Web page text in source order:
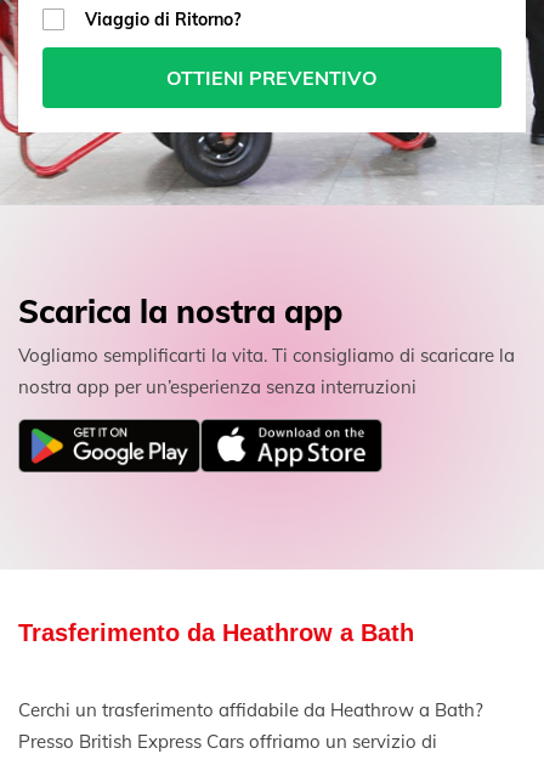
Viaggio di Ritorno?
OTTIENI PREVENTIVO
Scarica la nostra app
Vogliamo semplificarti la vita. Ti consigliamo di scaricare la
nostra app per un’esperienza senza interruzioni
Trasferimento da Heathrow a Bath
Cerchi un trasferimento affidabile da Heathrow a Bath?
Presso British Express Cars offriamo un servizio di